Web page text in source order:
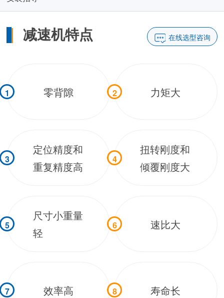
减速机特点 在线选型咨询
1 零背隙 2 力矩大
3
定位精度和
重复精度高
4
扭转刚度和
倾覆刚度大
5
尺寸小重量
轻
6 速比大
7 效率高 8 寿命长